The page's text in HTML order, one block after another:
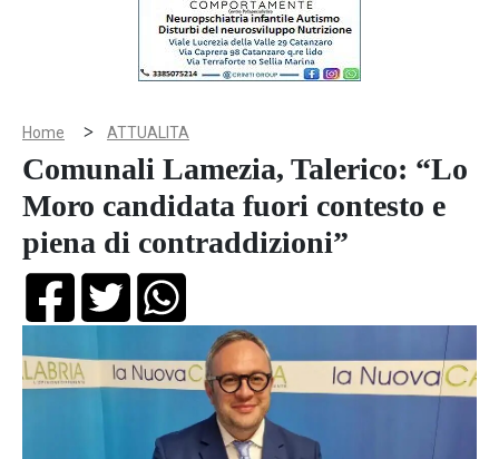
Home > ATTUALITA
Comunali Lamezia, Talerico: “Lo
Moro candidata fuori contesto e
piena di contraddizioni”